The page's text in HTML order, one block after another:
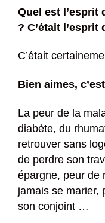
Quel est
? C’était
C’était
Bien aimes,
La peur de la
diabète, du
retrouver sans
de perdre son
épargne, peur de
jamais se marier,
son conjoint …